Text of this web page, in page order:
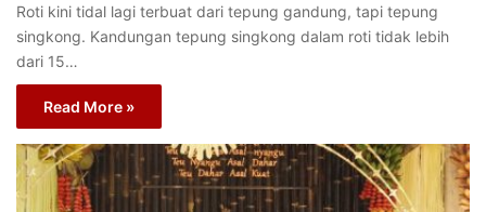
Roti kini tidal lagi terbuat dari tepung gandung, tapi tepung
singkong. Kandungan tepung singkong dalam roti tidak lebih
dari 15…
Read More »